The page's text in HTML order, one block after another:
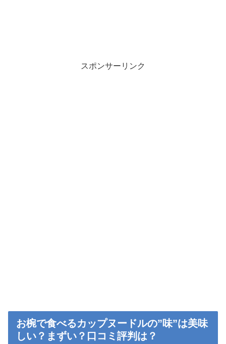
スポンサーリンク
お椀で食べるカップヌードルの”味”は美味
しい？まずい？口コミ評判は？